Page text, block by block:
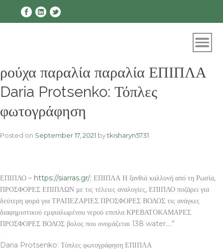
ρούχα παραλία παραλία ΕΠΙΠΛΑ
Daria Protsenko: Τόπλες
φωτογράφηση
Posted on September 17, 2021 bytkisharyn5731
ΕΠΙΠΛΟ – https://siarras.gr/; ΕΠΙΠΛΑ Η ξανθιά καλλονή από τη Ρωσία,
ΠΡΟΣΦΟΡΕΣ ΕΠΙΠΛΩΝ με τις τέλειες αναλογίες, ΕΠΙΠΛΟ ποζάρει για
δεύτερη φορά για ΤΡΑΠΕΖΑΡΙΕΣ ΠΡΟΣΦΟΡΕΣ ΒΟΛΟΣ τις ανάγκες
διαφημιστικού εμφιαλωμένου νερού επιπλα ΚΡΕΒΑΤΟΚΑΜΑΡΕΣ
ΠΡΟΣΦΟΡΕΣ ΒΟΛΟΣ βολος που ονομάζεται 138 water….”
Daria Protsenko: Τόπλες φωτογράφηση ΕΠΙΠΛΑ